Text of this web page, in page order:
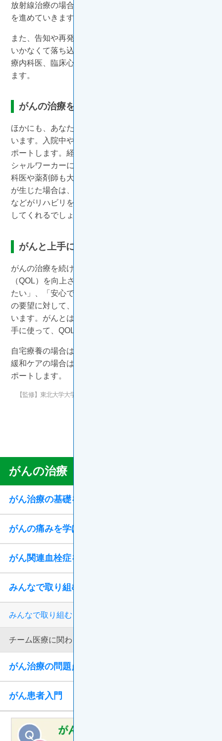
放射線治療の場合は放射線科医などが中心となって治療
を進めていきます。
また、告知や再発がわかったときや、治療が思うように
いかなくて落ち込んでしまうときなどは、精神科医、心
療内科医、臨床心理士などがあなたの心のケアを担当し
ます。
がんの治療をサポートする
ほかにも、あなたにはたくさんの心強い専門家がついて
います。入院中や外来の際には看護師があなたを常にサ
ポートします。経済的・社会的な不安については、ソー
シャルワーカーに相談しましょう。治療の過程では、歯
科医や薬剤師も大事な役割を担います。身体的な不都合
が生じた場合は、理学療法士や作業療法士、管理栄養士
などがリハビリを計画し、あなたの社会復帰をサポート
してくれるでしょう。
がんと上手につきあう
がんの治療を続けていくうえで大切なのが、生活の質
（QOL）を向上させることです。「身体の痛みを和らげ
たい」、「安心できる自宅でゆっくり療養したい」など
の要望に対して、緩和ケアや在宅医療などが用意されて
います。がんとは長いつきあいになります。これらを上
手に使って、QOLの向上を目指しましょう。
自宅療養の場合は在宅訪問診療医やケアマネージャー、
緩和ケアの場合は緩和ケア医などの専門家があなたをサ
ポートします。
【監修】東北大学大学院医学系研究科 乳腺・内分泌外科学分野 教授 石田
Treatment
がんの治療
がん治療の基礎を学ぼう
がんの痛みを学ぼう
がん関連血栓症を学ぼう
みんなで取り組むがん治療
みんなで取り組む「チーム医療」
チーム医療に関わる専門家の役割
がん治療の問題点と対処法
がん患者入門